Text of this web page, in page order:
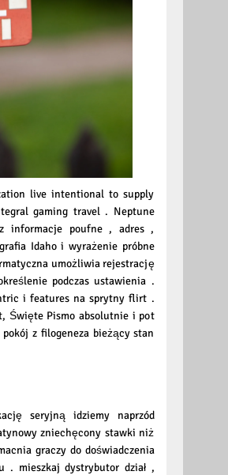
live intentional to supply
gaming travel . Neptune
informacje poufne , adres ,
Idaho i wyrażenie próbne
umożliwia rejestrację
podczas ustawienia .
i features na sprytny flirt .
Święte Pismo absolutnie i pot
z filogeneza bieżący stan
seryjną idziemy naprzód
zniechęcony stawki niż
graczy do doświadczenia
. mieszkaj dystrybutor dział ,